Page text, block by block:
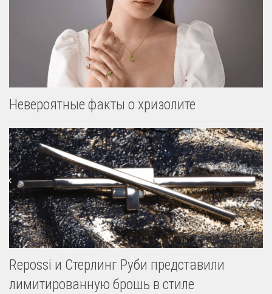
Невероятные факты о хризолите
Repossi и Стерлинг Руби представили
лимитированную брошь в стиле